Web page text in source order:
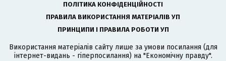
ПОЛІТИКА КОНФІДЕНЦІЙНОСТІ
ПРАВИЛА ВИКОРИСТАННЯ МАТЕРІАЛІВ УП
ПРИНЦИПИ І ПРАВИЛА РОБОТИ УП
Використання матеріалів сайту лише за умови посилання (для
інтернет-видань - гіперпосилання) на "Економічну правду".